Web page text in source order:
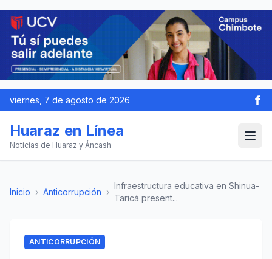
viernes, 7 de agosto de 2026
Huaraz en Línea
Noticias de Huaraz y Áncash
Inicio › Anticorrupción ›
Infraestructura educativa en Shinua-
Taricá present...
ANTICORRUPCIÓN